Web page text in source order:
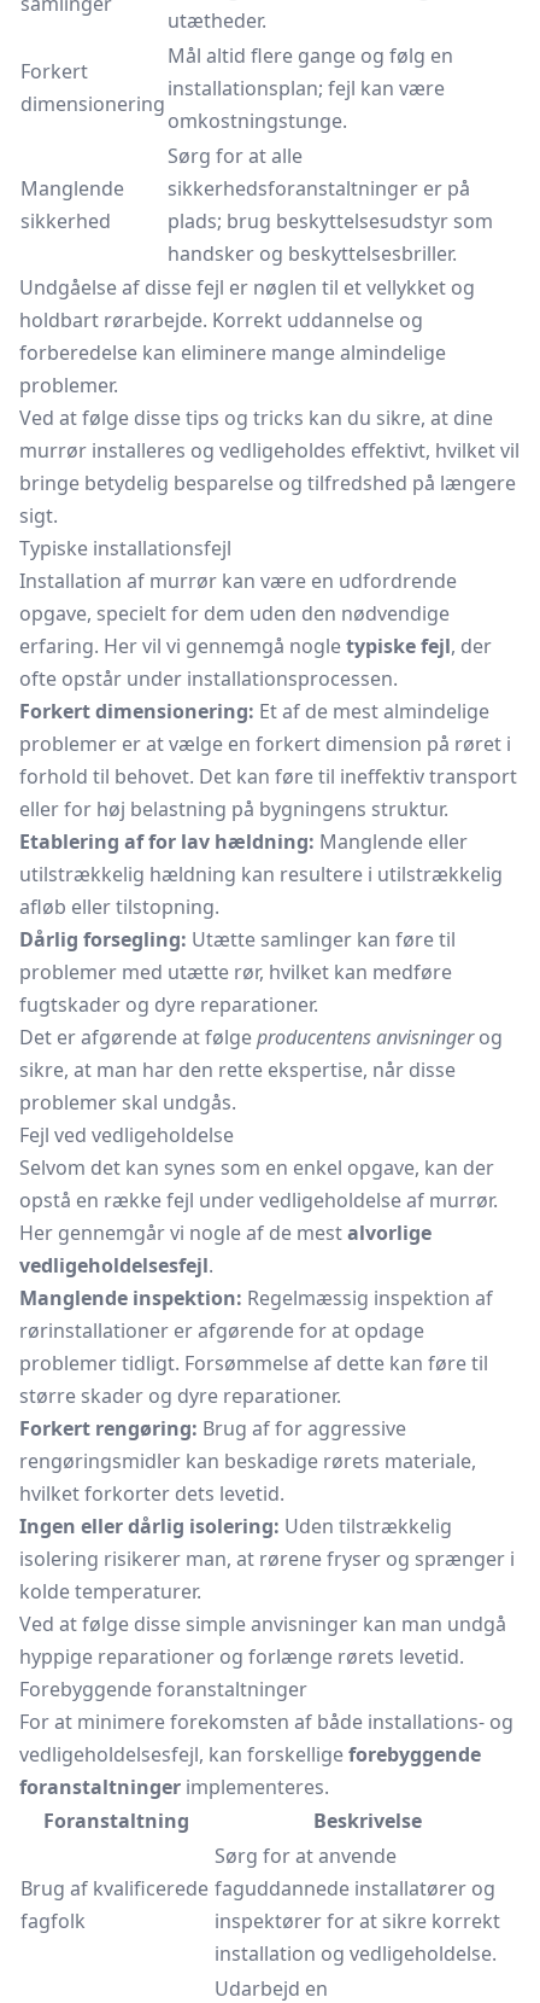
utætheder.
Forkert
dimensionering
Mål altid flere gange og følg en
installationsplan; fejl kan være
omkostningstunge.
Manglende
sikkerhed
Sørg for at alle
sikkerhedsforanstaltninger er på
plads; brug beskyttelsesudstyr som
handsker og beskyttelsesbriller.
Undgåelse af disse fejl er nøglen til et vellykket og
holdbart rørarbejde. Korrekt uddannelse og
forberedelse kan eliminere mange almindelige
problemer.
Ved at følge disse tips og tricks kan du sikre, at dine
murrør installeres og vedligeholdes effektivt, hvilket vil
bringe betydelig besparelse og tilfredshed på længere
sigt.
Typiske installationsfejl
Installation af murrør kan være en udfordrende
opgave, specielt for dem uden den nødvendige
erfaring. Her vil vi gennemgå nogletypiske fejl, der
ofte opstår under installationsprocessen.
Forkert dimensionering: Et af de mest almindelige
problemer er at vælge en forkert dimension på røret i
forhold til behovet. Det kan føre til ineffektiv transport
eller for høj belastning på bygningens struktur.
Etablering af for lav hældning: Manglende eller
utilstrækkelig hældning kan resultere i utilstrækkelig
afløb eller tilstopning.
Dårlig forsegling: Utætte samlinger kan føre til
problemer med utætte rør, hvilket kan medføre
fugtskader og dyre reparationer.
Det er afgørende at følgeproducentens anvisningerog
sikre, at man har den rette ekspertise, når disse
problemer skal undgås.
Fejl ved vedligeholdelse
Selvom det kan synes som en enkel opgave, kan der
opstå en række fejl under vedligeholdelse af murrør.
Her gennemgår vi nogle af de mestalvorlige
vedligeholdelsesfejl.
Manglende inspektion: Regelmæssig inspektion af
rørinstallationer er afgørende for at opdage
problemer tidligt. Forsømmelse af dette kan føre til
større skader og dyre reparationer.
Forkert rengøring: Brug af for aggressive
rengøringsmidler kan beskadige rørets materiale,
hvilket forkorter dets levetid.
Ingen eller dårlig isolering: Uden tilstrækkelig
isolering risikerer man, at rørene fryser og sprænger i
kolde temperaturer.
Ved at følge disse simple anvisninger kan man undgå
hyppige reparationer og forlænge rørets levetid.
Forebyggende foranstaltninger
For at minimere forekomsten af både installations- og
vedligeholdelsesfejl, kan forskelligeforebyggende
foranstaltninger implementeres.
Foranstaltning
Beskrivelse
Brug af kvalificerede
fagfolk
Sørg for at anvende
faguddannede installatører og
inspektører for at sikre korrekt
installation og vedligeholdelse.
Udarbejd en